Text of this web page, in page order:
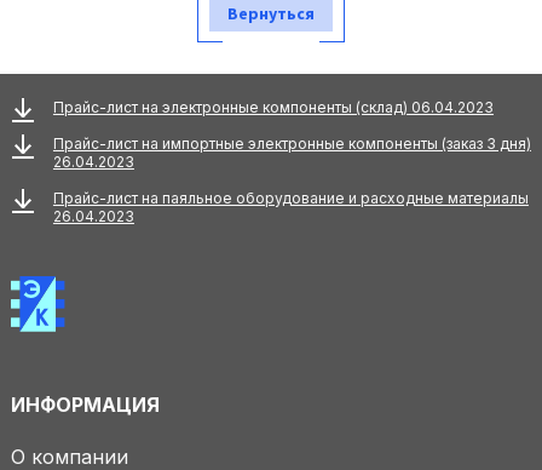
Вернуться
Прайс-лист на электронные компоненты (склад) 06.04.2023
Прайс-лист на импортные электронные компоненты (заказ 3 дня)
26.04.2023
Прайс-лист на паяльное оборудование и расходные материалы
26.04.2023
ИНФОРМАЦИЯ
О компании